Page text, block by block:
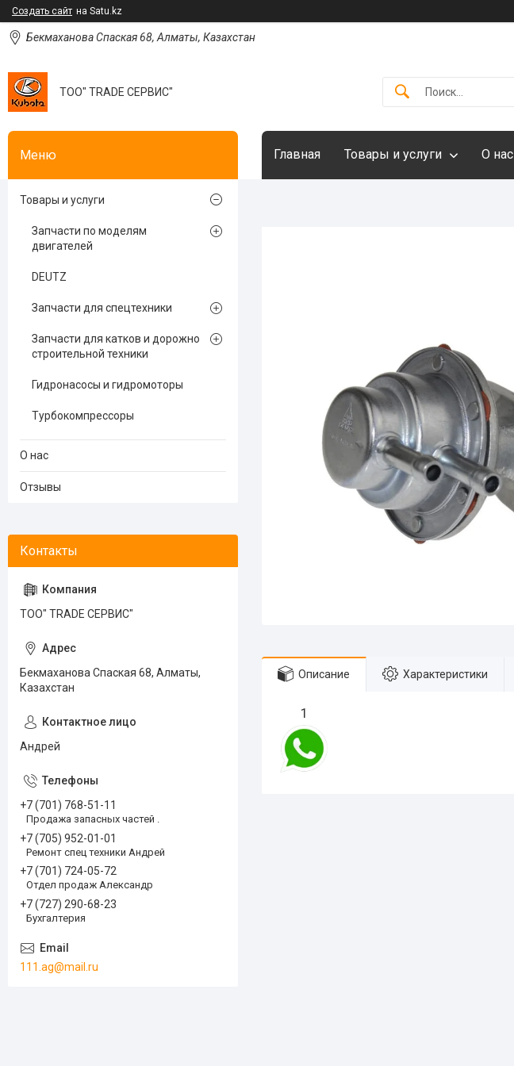
Создать сайт на Satu.kz
Бекмаханова Спаская 68, Алматы, Казахстан
ТОО" TRADE СЕРВИС"
Главная Товары и услуги О нас
Описание Характеристики
1
Товары и услуги
Запчасти по моделям
двигателей
DEUTZ
Запчасти для спецтехники
Запчасти для катков и дорожно
строительной техники
Гидронасосы и гидромоторы
Турбокомпрессоры
О нас
Отзывы
ТОО" TRADE СЕРВИС"
Бекмаханова Спаская 68, Алматы,
Казахстан
Андрей
+7 (701) 768-51-11
Продажа запасных частей .
+7 (705) 952-01-01
Ремонт спец техники Андрей
+7 (701) 724-05-72
Отдел продаж Александр
+7 (727) 290-68-23
Бухгалтерия
111.ag@mail.ru